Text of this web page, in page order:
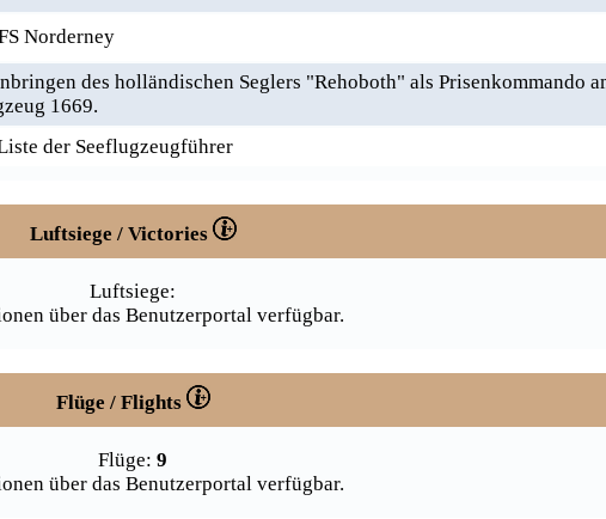
Norderney
des holländischen Seglers "Rehoboth" als Prisenkommando
1669.
der Seeflugzeugführer
Luftsiege / Victories
Luftsiege:
über das Benutzerportal verfügbar.
Flüge / Flights
Flüge: 9
über das Benutzerportal verfügbar.